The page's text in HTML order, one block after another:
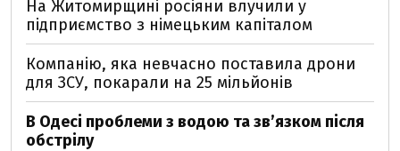
На Житомирщині росіяни влучили у
підприємство з німецьким капіталом
Компанію, яка невчасно поставила дрони
для ЗСУ, покарали на 25 мільйонів
В Одесі проблеми з водою та звʼязком після
обстрілу